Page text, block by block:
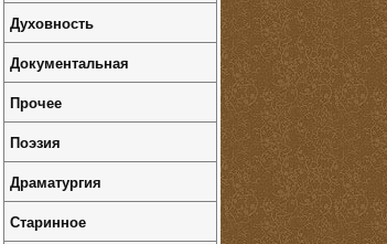
Духовность
Документальная
Прочее
Поэзия
Драматургия
Старинное